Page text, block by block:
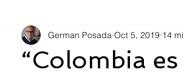
“Colombia
German Posada Oct 5, 2019 14